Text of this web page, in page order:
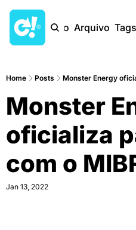
Início Arquivo Tags
Home Posts Monster Energy
Monster
oficializa
com o
Jan 13, 2022